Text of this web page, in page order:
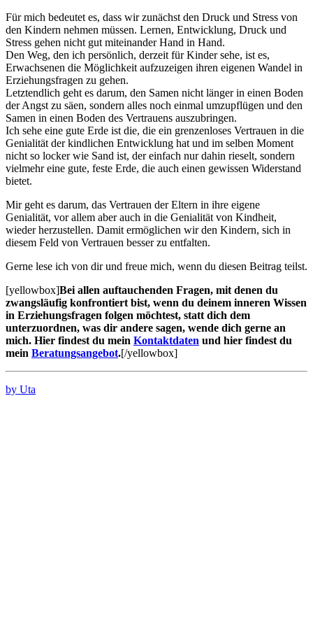
Für mich bedeutet es, dass wir zunächst den Druck und Stress von
den Kindern nehmen müssen. Lernen, Entwicklung, Druck und
Stress gehen nicht gut miteinander Hand in Hand.
Den Weg, den ich persönlich, derzeit für Kinder sehe, ist es,
Erwachsenen die Möglichkeit aufzuzeigen ihren eigenen Wandel in
Erziehungsfragen zu gehen.
Letztendlich geht es darum, den Samen nicht länger in einen Boden
der Angst zu säen, sondern alles noch einmal umzupflügen und den
Samen in einen Boden des Vertrauens auszubringen.
Ich sehe eine gute Erde ist die, die ein grenzenloses Vertrauen in die
Genialität der kindlichen Entwicklung hat und im selben Moment
nicht so locker wie Sand ist, der einfach nur dahin rieselt, sondern
vielmehr eine gute, feste Erde, die auch einen gewissen Widerstand
bietet.
Mir geht es darum, das Vertrauen der Eltern in ihre eigene
Genialität, vor allem aber auch in die Genialität von Kindheit,
wieder herzustellen. Damit ermöglichen wir den Kindern, sich in
diesem Feld von Vertrauen besser zu entfalten.
Gerne lese ich von dir und freue mich, wenn du diesen Beitrag teilst.
[yellowbox]Bei allen auftauchenden Fragen, mit denen du
zwangsläufig konfrontiert bist, wenn du deinem inneren Wissen
in Erziehungsfragen folgen möchtest, statt dich dem
unterzuordnen, was dir andere sagen, wende dich gerne an
mich. Hier findest du mein Kontaktdaten und hier findest du
mein Beratungsangebot.[/yellowbox]
by Uta